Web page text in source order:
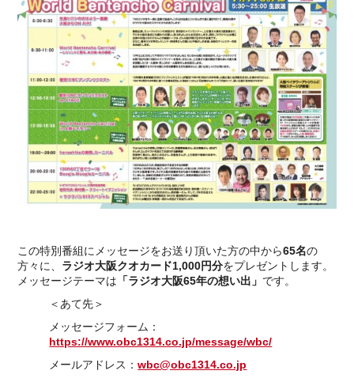
この特別番組にメッセージをお送り頂いた方の中から65名の
方々に、 ラジオ大阪クオカード1,000円分をプレゼントします。
メッセージテーマは 「ラジオ大阪65年の想い出」 です。
＜あて先＞
メッセージフォーム：
https://www.obc1314.co.jp/message/wbc/
メールアドレス：wbc@obc1314.co.jp